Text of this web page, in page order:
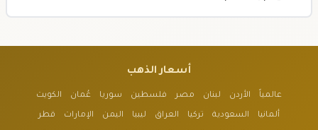
أسعار الذهب
عالمياً الأردن لبنان مصر فلسطين سوريا عُمان الكويت
ألمانيا السعودية تركيا العراق ليبيا اليمن الإمارات قطر